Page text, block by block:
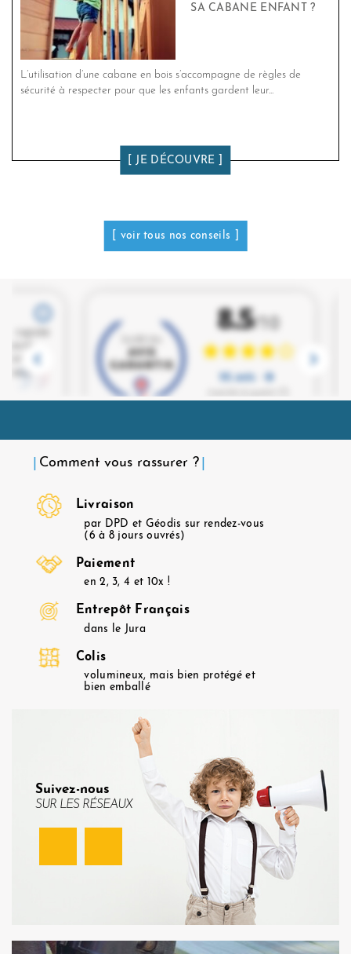
voir tous nos conseils
SA CABANE ENFANT ?
L’utilisation d’une cabane en bois s’accompagne de règles de
sécurité à respecter pour que les enfants gardent leur...
JE DÉCOUVRE
Comment vous rassurer ?
Livraison
par DPD et Géodis sur rendez-vous
(6 à 8 jours ouvrés)
Paiement
en 2, 3, 4 et 10x !
Entrepôt Français
dans le Jura
Colis
volumineux, mais bien protégé et
bien emballé
Suivez-nous
SUR LES RÉSEAUX